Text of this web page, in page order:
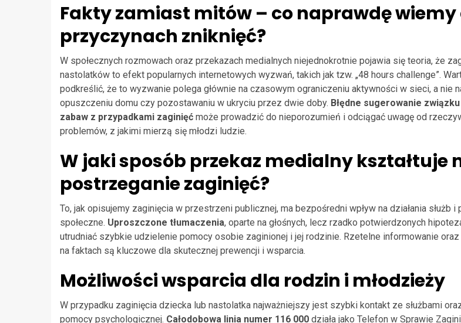
Fakty zamiast mitów – co naprawdę wiemy
przyczynach zniknięć?
W społecznych rozmowach oraz przekazach medialnych niejednokrotnie pojawia się teoria, że
nastolatków to efekt popularnych internetowych wyzwań, takich jak tzw. „48 hours challenge”.
podkreślić, że to wyzwanie polega głównie na czasowym ograniczeniu aktywności w sieci, a nie
opuszczeniu domu czy pozostawaniu w ukryciu przez dwie doby. Błędne sugerowanie
zabaw z przypadkami zaginięć może prowadzić do nieporozumień i odciągać uwagę od
problemów, z jakimi mierzą się młodzi ludzie.
W jaki sposób przekaz medialny kształtuje
postrzeganie zaginięć?
To, jak opisujemy zaginięcia w przestrzeni publicznej, ma bezpośredni wpływ na działania służb i
społeczne. Uproszczone tłumaczenia, oparte na głośnych, lecz rzadko potwierdzonych
utrudniać szybkie udzielenie pomocy osobie zaginionej i jej rodzinie. Rzetelne informowanie
na faktach są kluczowe dla skutecznej prewencji i wsparcia.
Możliwości wsparcia dla rodzin i młodzieży
W przypadku zaginięcia dziecka lub nastolatka najważniejszy jest szybki kontakt ze służbami
pomocy psychologicznej. Całodobowa linia numer 116 000 działa jako Telefon w Sprawie